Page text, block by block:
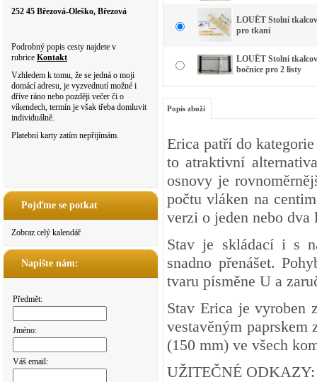
252 45 Březová-Oleško, Březová
Podrobný popis cesty najdete v
rubrice Kontakt
Vzhledem k tomu, že se jedná o moji
domácí adresu, je vyzvednutí možné i
dříve ráno nebo později večer či o
víkendech, termín je však třeba domluvit
individuálně.
Platební karty zatím nepřijímám.
Pojďme se potkat
Zobraz celý kalendář
Napište nám:
Předmět:
Jméno:
Váš email:
LOUËT Stolní
pro tkaní
LOUËT Stolní
bočnice pro 2 listy
Popis zboží
Erica patří do
to atraktivní
osnovy je
počtu vláken na
verzi o jeden nebo
Stav je skládací i s
snadno přenášet.
tvaru písměne U a
Stav Erica je vyroben
vestavěným
(150 mm) ve všech
UŽITEČNÉ ODKAZY: